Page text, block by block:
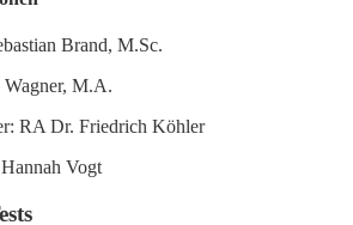
Brand, M.Sc.
Wagner, M.A.
RA Dr. Friedrich Köhler
Vogt